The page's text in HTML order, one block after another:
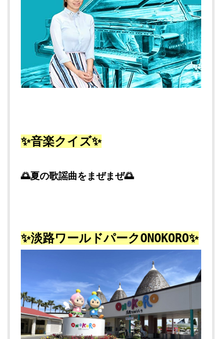
✨音楽クイズ✨
🌅夏の歌謡曲をまぜまぜ🌅
✨淡路ワールドパークONOKORO✨